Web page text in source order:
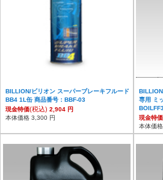
BILLION/ビリオン スーパーブレーキフルード
BB4 1L缶 商品番号：BBF-03
現金特価(税込) 2,904 円
本体価格 3,300 円
専用 ミ
現金特価
本体価